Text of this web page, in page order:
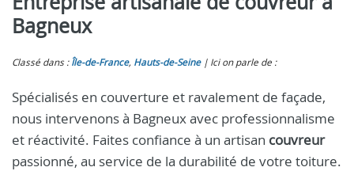
Bagneux
Classé dans : Île-de-France, Hauts-de-Seine Ici on parle de :
Spécialisés en couverture et ravalement de façade,
nous intervenons à Bagneux avec professionnalisme
et réactivité. Faites confiance à un artisan couvreur
passionné, au service de la durabilité de votre toiture.